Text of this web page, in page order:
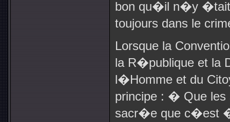
bon qu�il n�y
toujours dans le
Lorsque la
la R�publique et la
l�Homme et du
principe : � Que les
sacr�e que c�est